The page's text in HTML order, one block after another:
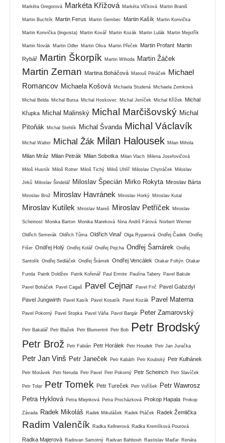
Markéta Gregorová Markéta Křížová Markéta Vlčková Martin Braniš
Martin Buchtík Martin Ferus Martin Gembec Martin Kašík Martin Konvička
Martin Konvička (lingvista) Martin Kovář Martin Kozák Martin Lulák Martin Mejstřík
Martin Novák Martin Odler Martin Oliva Martin Přeček Martin Profant Martin
Rybář Martin Škorpík Martin Wihoda Martin Žáček
Martin Zeman Martina Boháčová Matouš Pilnáček
Michael
Romancov Michaela Košová Michaela Studená Michaela Zemková
Michal Belda Michal Bursa Michal Hoskovec Michal Jeníček Michal Křížek Michal
Křupka Michal Malinský Michal Marčišovský Michal
Pitoňák
Michal Stehlík Michal Švanda Michal Václavík
Michal Walter Michal Žák Milan Halousek Milan Mihola
Milan Mráz Milan Petrák Milan Sobotka Milan Vlach Milena Josefovičová
Miloš Husník Miloš Rotter Miloš Tichý Miloš Uhlíř Miloslav Chytráček Miloslav
Jirků Miloslav Šindelář Miloslav Špecián Mirko Rokyta Miroslav Bárta
Miroslav Brož Miroslav Havránek Miroslav Horký Miroslav Kutal
Miroslav Kutílek Miroslav Mareš Miroslav Petříček Miroslav
Scheinost Monika Barton Monika Mareková Nina Andrš Fárová Norbert Werner
Oldřich Semerák Oldřich Tůma Oldřich Vinař Olga Ryparová Ondřej Čadek Ondřej
Fišer Ondřej Holý Ondřej Kolář Ondřej Pejcha Ondřej Šamárek Ondřej
Santolík Ondřej Sedláček Ondřej Šrámek Ondřej Vencálek Otakar Foltýn Otakar
Funda Patrik Doldžev Patrik Kořenář Paul Ermite Paulína Tabery Pavel Bakule
Pavel Boháček Pavel Cagaš Pavel Cejnar Pavel Frič Pavel Gabzdyl
Pavel Jungwirth Pavel Kasík Pavel Kosatík Pavel Kozák Pavel Materna
Pavel Pokorný Pavel Stopka Pavel Váňa Pavol Bargár Peter Zamarovský
Petr Bakalář Petr Blažek Petr Blumentrit Petr Bob Petr Brodský
Petr Brož Petr Fabián Petr Horálek Petr Houdek Petr Jan Juračka
Petr Jan Vinš Petr Janeček Petr Kabáth Petr Koubský Petr Kulhánek
Petr Morávek Petr Neruda Petr Pavel Petr Pokorný Petr Scheirich Petr Slavíček
Petr Tolar Petr Tomek Petr Tureček Petr Voříšek
Petr Wawrosz
Petra Hyklová Petra Mlejnková Petra Procházková Prokop Hapala Prokop
Závada Radek Mikoláš Radek Mikulášek Radek Ptáček Radek Žemlička
Radim Valenčík Radka Kellnerová Radka Kremlíková Pourová
Radka Majerová Radovan Samotný Radvan Bahbouh Rastislav Maďar Renáta